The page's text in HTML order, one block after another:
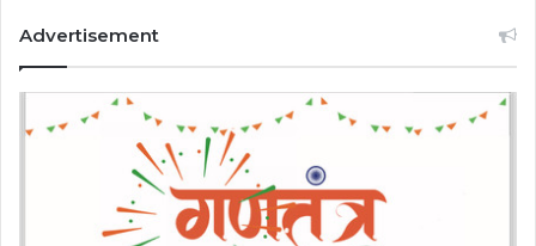
Advertisement